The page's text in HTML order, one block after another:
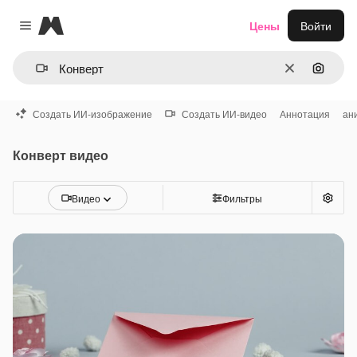
Close menu
Magnific
ОчиститьПоиск
Цены Войти
Создать ИИ-изображение Создать ИИ-видео Аннотация
Конверт видео
Видео Фильтры